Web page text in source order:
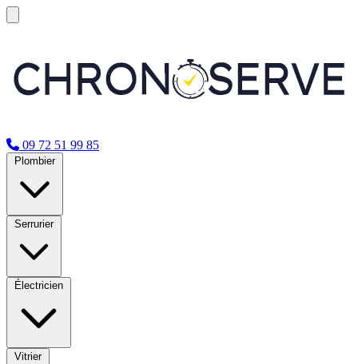
09 72 51 99 85
Plombier
Serrurier
Électricien
Vitrier